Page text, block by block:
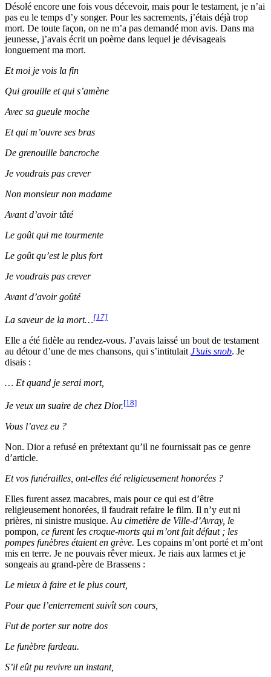
Désolé encore une fois vous décevoir, mais pour le testament, je n’ai
pas eu le temps d’y songer. Pour les sacrements, j’étais déjà trop
mort. De toute façon, on ne m’a pas demandé mon avis. Dans ma
jeunesse, j’avais écrit un poème dans lequel je dévisageais
longuement ma mort.
Et moi je vois la fin
Qui grouille et qui s’amène
Avec sa gueule moche
Et qui m’ouvre ses bras
De grenouille bancroche
Je voudrais pas crever
Non monsieur non madame
Avant d’avoir tâté
Le goût qui me tourmente
Le goût qu’est le plus fort
Je voudrais pas crever
Avant d’avoir goûté
La saveur de la mort…[17]
Elle a été fidèle au rendez-vous. J’avais laissé un bout de testament
au détour d’une de mes chansons, qui s’intitulait J’suis snob. Je
disais :
… Et quand je serai mort,
Je veux un suaire de chez Dior.[18]
Vous l’avez eu ?
Non. Dior a refusé en prétextant qu’il ne fournissait pas ce genre
d’article.
Et vos funérailles, ont-elles été religieusement honorées ?
Elles furent assez macabres, mais pour ce qui est d’être
religieusement honorées, il faudrait refaire le film. Il n’y eut ni
prières, ni sinistre musique. Au cimetière de Ville-d’Avray, le
pompon, ce furent les croque-morts qui m’ont fait défaut ; les
pompes funèbres étaient en grève. Les copains m’ont porté et m’ont
mis en terre. Je ne pouvais rêver mieux. Je riais aux larmes et je
songeais au grand-père de Brassens :
Le mieux à faire et le plus court,
Pour que l’enterrement suivît son cours,
Fut de porter sur notre dos
Le funèbre fardeau.
S’il eût pu revivre un instant,